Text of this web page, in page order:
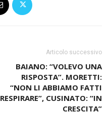
Articolo successivo
BAIANO: “VOLEVO UNA
RISPOSTA”. MORETTI:
“NON LI ABBIAMO FATTI
RESPIRARE”, CUSINATO: “IN
CRESCITA”